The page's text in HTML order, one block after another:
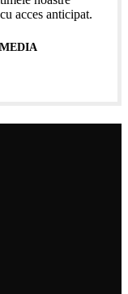
acces anticipat.